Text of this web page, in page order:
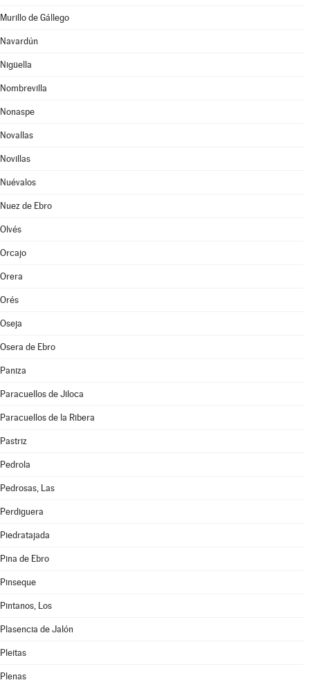
Murillo de Gállego
Navardún
Nigüella
Nombrevilla
Nonaspe
Novallas
Novillas
Nuévalos
Nuez de Ebro
Olvés
Orcajo
Orera
Orés
Oseja
Osera de Ebro
Paniza
Paracuellos de Jiloca
Paracuellos de la Ribera
Pastriz
Pedrola
Pedrosas, Las
Perdiguera
Piedratajada
Pina de Ebro
Pinseque
Pintanos, Los
Plasencia de Jalón
Pleitas
Plenas